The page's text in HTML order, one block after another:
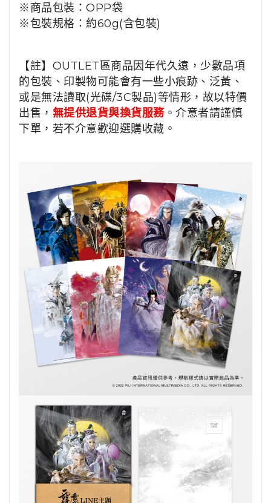
※商品包裝：OPP袋
※包裝規格： 約60g(含包裝)
【註】OUTLET區商品因年代久遠，少數品項
的包裝、印製物可能會有一些小痕跡、泛黃、
或是無法讀取(光碟/3C製品)等情形，故以特價
出售， 無提供退貨與換貨服務。介意者請謹慎
下單，若不介意歡迎選購收藏。